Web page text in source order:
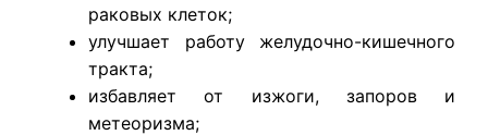
раковых клеток;
улучшает работу желудочно-кишечного
тракта;
избавляет от изжоги, запоров и
метеоризма;